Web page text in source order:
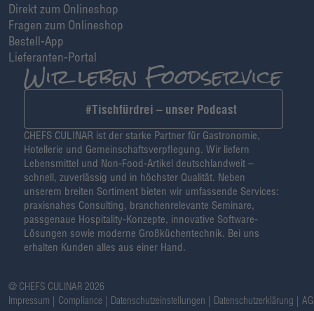
Direkt zum Onlineshop
Fragen zum Onlineshop
Bestell-App
Lieferanten-Portal
#Tischfürdrei – unser Podcast
CHEFS CULINAR ist der starke Partner für Gastronomie,
Hotellerie und Gemeinschaftsverpflegung. Wir liefern
Lebensmittel und Non-Food-Artikel deutschlandweit –
schnell, zuverlässig und in höchster Qualität. Neben
unserem breiten Sortiment bieten wir umfassende Services:
praxisnahes Consulting, branchenrelevante Seminare,
passgenaue Hospitality-Konzepte, innovative Software-
Lösungen sowie moderne Großküchentechnik. Bei uns
erhalten Kunden alles aus einer Hand.
@ CHEFS CULINAR 2026
Impressum
Compliance Datenschutzeinstellungen Datenschutzerklärung